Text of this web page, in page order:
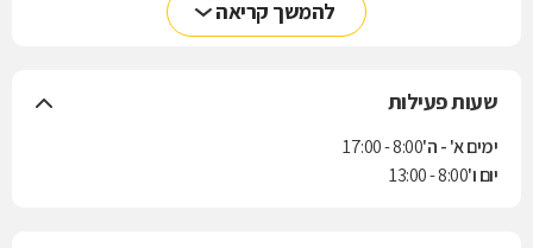
להמשך קריאה
שעות פעילות
ימים א' - ה'8:00 - 17:00
יום ו'8:00 - 13:00